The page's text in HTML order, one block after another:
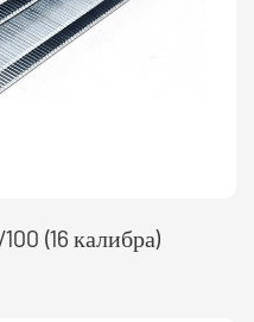
(16 калибра)